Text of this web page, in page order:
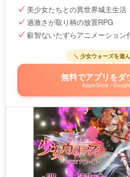
美少女たちとの異世界城主生活
過激さが取り柄の放置RPG
叡智ないたずらアニメーション
＼ 少女ウォーズを遊
無料でアプリをダ
AppleStore /